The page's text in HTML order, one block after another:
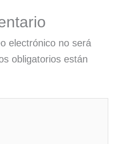
electrónico no será
obligatorios están